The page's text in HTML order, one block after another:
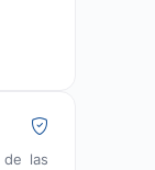
las